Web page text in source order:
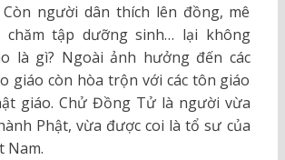
người dân thích lên đồng, mê
chăm tập dưỡng sinh… lại không
là gì? Ngoài ảnh hưởng đến các
giáo còn hòa trộn với các tôn giáo
giáo. Chử Đồng Tử là người vừa
Phật, vừa được coi là tổ sư của
Nam.